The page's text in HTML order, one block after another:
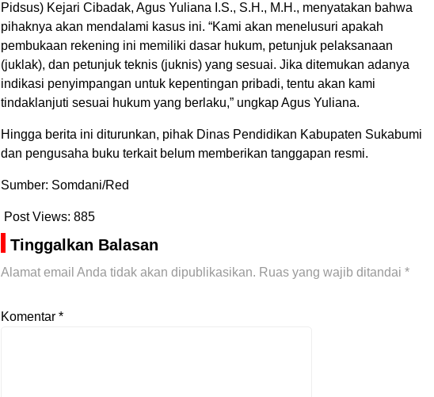
Pidsus) Kejari Cibadak, Agus Yuliana I.S., S.H., M.H., menyatakan bahwa
pihaknya akan mendalami kasus ini. “Kami akan menelusuri apakah
pembukaan rekening ini memiliki dasar hukum, petunjuk pelaksanaan
(juklak), dan petunjuk teknis (juknis) yang sesuai. Jika ditemukan adanya
indikasi penyimpangan untuk kepentingan pribadi, tentu akan kami
tindaklanjuti sesuai hukum yang berlaku,” ungkap Agus Yuliana.
Hingga berita ini diturunkan, pihak Dinas Pendidikan Kabupaten Sukabumi
dan pengusaha buku terkait belum memberikan tanggapan resmi.
Sumber: Somdani/Red
Post Views: 885
Tinggalkan Balasan
Alamat email Anda tidak akan dipublikasikan. Ruas yang wajib ditandai *
Komentar *